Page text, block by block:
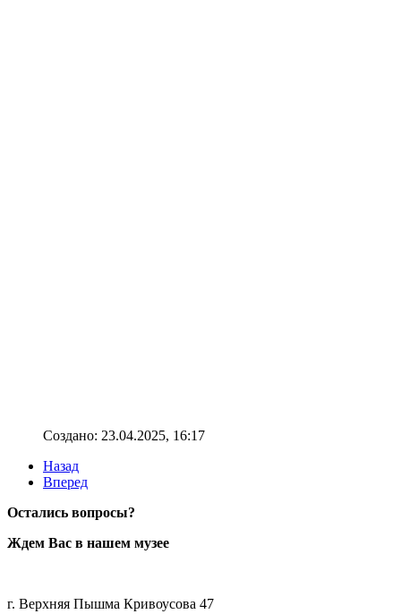
Создано: 23.04.2025, 16:17
Назад
Вперед
Остались вопросы?
Ждем Вас в нашем музее
г. Верхняя Пышма Кривоусова 47